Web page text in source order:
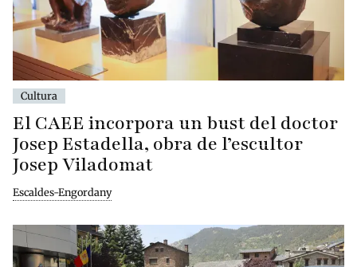
Cultura
El CAEE incorpora un bust del doctor
Josep Estadella, obra de l’escultor
Josep Viladomat
Escaldes-Engordany